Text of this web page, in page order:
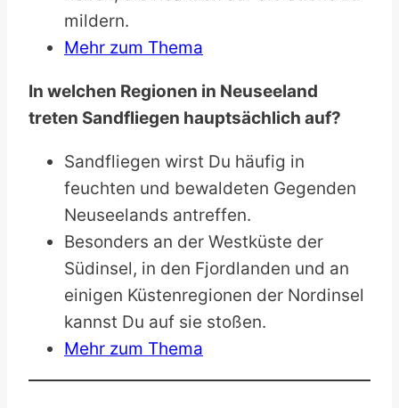
mildern.
Mehr zum Thema
In welchen Regionen in Neuseeland
treten Sandfliegen hauptsächlich auf?
Sandfliegen wirst Du häufig in
feuchten und bewaldeten Gegenden
Neuseelands antreffen.
Besonders an der Westküste der
Südinsel, in den Fjordlanden und an
einigen Küstenregionen der Nordinsel
kannst Du auf sie stoßen.
Mehr zum Thema